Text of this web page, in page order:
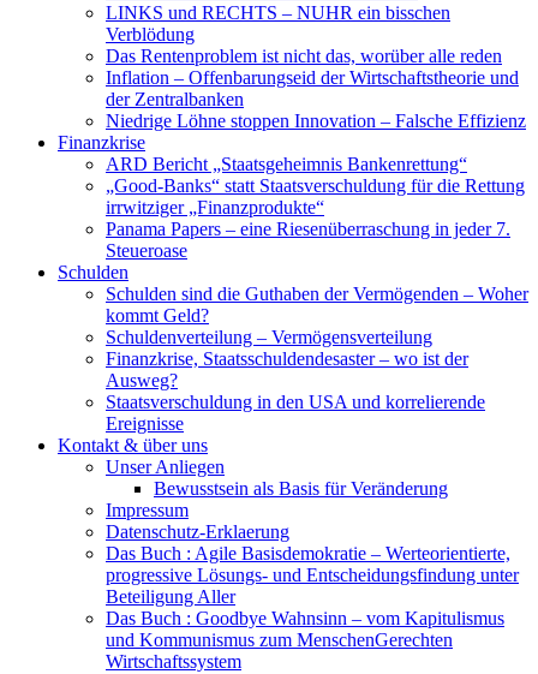
LINKS und RECHTS – NUHR ein bisschen
Verblödung
Das Rentenproblem ist nicht das, worüber alle reden
Inflation – Offenbarungseid der Wirtschaftstheorie und
der Zentralbanken
Niedrige Löhne stoppen Innovation – Falsche Effizienz
Finanzkrise
ARD Bericht „Staatsgeheimnis Bankenrettung“
„Good-Banks“ statt Staatsverschuldung für die Rettung
irrwitziger „Finanzprodukte“
Panama Papers – eine Riesenüberraschung in jeder 7.
Steueroase
Schulden
Schulden sind die Guthaben der Vermögenden – Woher
kommt Geld?
Schuldenverteilung – Vermögensverteilung
Finanzkrise, Staatsschuldendesaster – wo ist der
Ausweg?
Staatsverschuldung in den USA und korrelierende
Ereignisse
Kontakt & über uns
Unser Anliegen
Bewusstsein als Basis für Veränderung
Impressum
Datenschutz-Erklaerung
Das Buch : Agile Basisdemokratie – Werteorientierte,
progressive Lösungs- und Entscheidungsfindung unter
Beteiligung Aller
Das Buch : Goodbye Wahnsinn – vom Kapitulismus
und Kommunismus zum MenschenGerechten
Wirtschaftssystem